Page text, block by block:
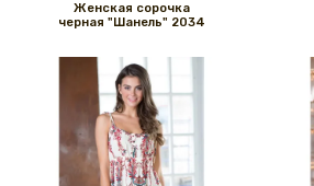
Женская сорочка
черная "Шанель" 2034